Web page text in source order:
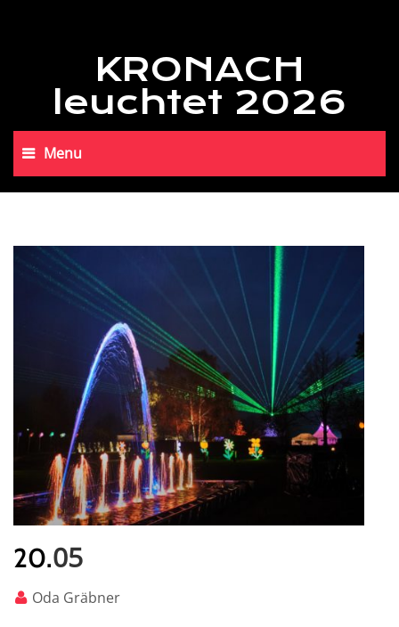
KRONACH
leuchtet 2026
Menu
20.05
Oda Gräbner